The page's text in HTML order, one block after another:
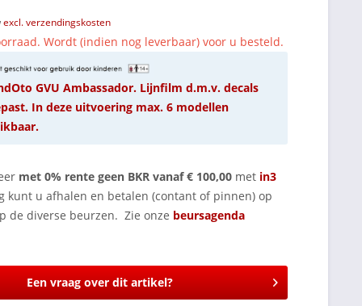
excl. verzendingskosten
Wordt (indien nog leverbaar) voor u besteld.
GVU Ambassador. Lijnfilm d.m.v. decals
In deze uitvoering max. 6 modellen
met 0% rente geen BKR vanaf € 100,00 met in3
kunt u afhalen en betalen (contant of pinnen) op
de diverse beurzen. Zie onze beursagenda
Een vraag over dit artikel?